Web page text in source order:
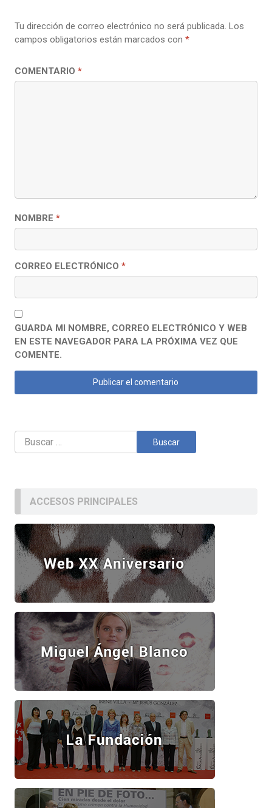
Tu dirección de correo electrónico no será publicada. Los
campos obligatorios están marcados con *
COMENTARIO *
NOMBRE *
CORREO ELECTRÓNICO *
GUARDA MI NOMBRE, CORREO ELECTRÓNICO Y WEB
EN ESTE NAVEGADOR PARA LA PRÓXIMA VEZ QUE
COMENTE.
Buscar:
ACCESOS PRINCIPALES